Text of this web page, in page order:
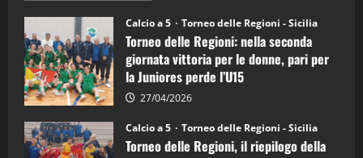
Torneo
delle
Regioni
di
calcio
a
5:
la
Juniores
è
vicecampione
Calcio a 5 Torneo delle Regioni - Sicilia
Torneo delle Regioni: nella seconda
giornata vittoria per le donne, pari per
la Juniores perde l’U15
27/04/2026
Calcio a 5 Torneo delle Regioni - Sicilia
Torneo delle Regioni, il riepilogo della